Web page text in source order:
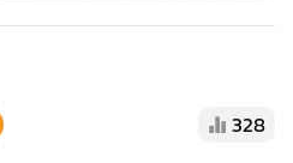
นวยการเขตบางขุนเทียน กล่าว
กิจกรรมทำให้ทราบถึงความมุ่งมั่น
านภายใต้อุดมการณ์ We Serve
328